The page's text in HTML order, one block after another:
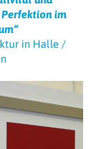
im
in Halle /